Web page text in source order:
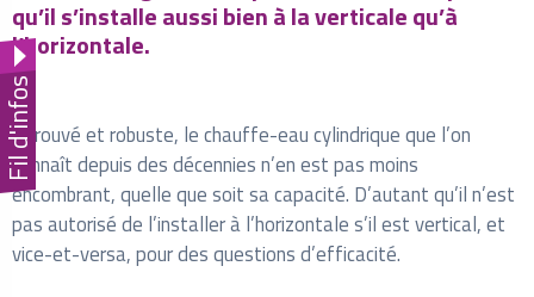
qu’il s’installe aussi bien à la verticale qu’à
l’horizontale.
Eprouvé et robuste, le chauffe-eau cylindrique que l’on
connaît depuis des décennies n’en est pas moins
encombrant, quelle que soit sa capacité. D’autant qu’il n’est
pas autorisé de l’installer à l’horizontale s’il est vertical, et
vice-et-versa, pour des questions d’efficacité.